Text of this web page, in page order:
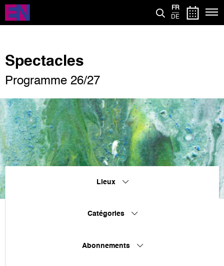
Aller
contenu
FR
DE
Spectacles
Programme 26/27
Lieux
Catégories
Abonnements